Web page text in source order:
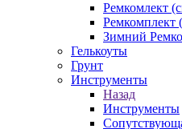
Ремкомлект
Ремкомплект
Зимний
Гелькоуты
Грунт
Инструменты
Назад
Инструменты